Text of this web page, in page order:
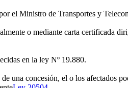
el Ministro de Transportes y
o mediante carta certificada
en la ley Nº 19.880.
una concesión, el o los afectados